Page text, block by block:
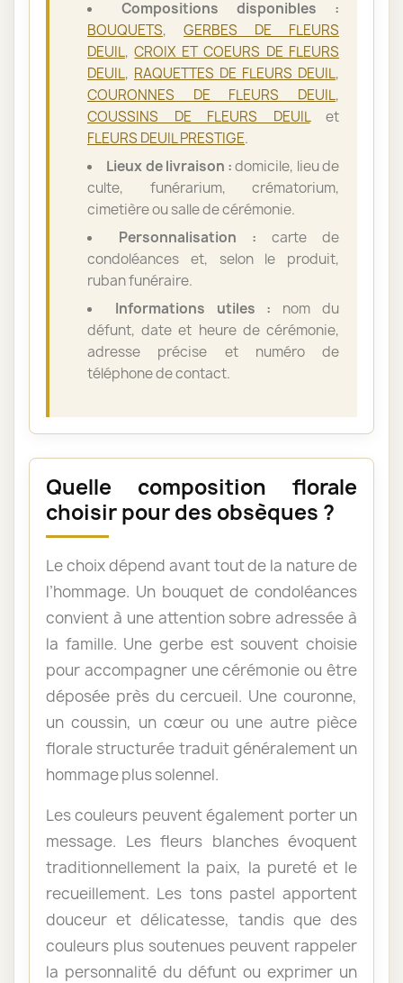
Compositions disponibles :
BOUQUETS, GERBES DE FLEURS
DEUIL,CROIX ET COEURS DE FLEURS
DEUIL, RAQUETTES DE FLEURS DEUIL,
COURONNES DE FLEURS DEUIL,
COUSSINS DE FLEURS DEUILet
FLEURS DEUIL PRESTIGE.
Lieux de livraison :domicile, lieu de
culte, funérarium, crématorium,
cimetière ou salle de cérémonie.
Personnalisation : carte de
condoléances et, selon le produit,
ruban funéraire.
Informations utiles : nom du
défunt, date et heure de cérémonie,
adresse précise et numéro de
téléphone de contact.
Quelle composition florale
choisir pour des obsèques ?
Le choix dépend avant tout de la nature de
l’hommage. Un bouquet de condoléances
convient à une attention sobre adressée à
la famille. Une gerbe est souvent choisie
pour accompagner une cérémonie ou être
déposée près du cercueil. Une couronne,
un coussin, un cœur ou une autre pièce
florale structurée traduit généralement un
hommage plus solennel.
Les couleurs peuvent également porter un
message. Les fleurs blanches évoquent
traditionnellement la paix, la pureté et le
recueillement. Les tons pastel apportent
douceur et délicatesse, tandis que des
couleurs plus soutenues peuvent rappeler
la personnalité du défunt ou exprimer un